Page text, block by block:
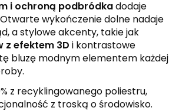
i ochroną podbródkadodaje
wykończenie dolne nadaje
a stylowe akcenty, takie jak
z efektem 3D i kontrastowe
bluzę modnym elementem każdej
z recyklingowanego poliestru,
z troską o środowisko.